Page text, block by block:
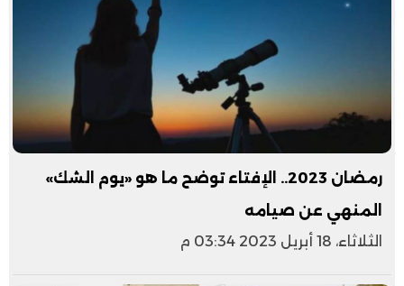
رمضان 2023.. الإفتاء توضح ما هو «يوم الشك»
المنهي عن صيامه
الثلاثاء، 18 أبريل 2023 03:34 م